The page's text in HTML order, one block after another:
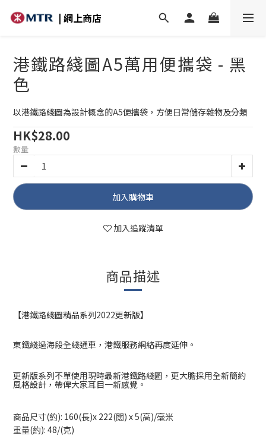
| 網上商店
港鐵路綫圖A5萬用便攜袋 - 黑
色
以港鐵路綫圖為設計概念的A5便攜袋，方便日常儲存雜物及分類
HK$28.00
數量
加入購物車
加入追蹤清單
商品描述
【港鐵路綫圖精品系列2022更新版】
東鐵綫過海段全綫通車，港鐵服務網絡再度延伸。
更新版系列不單使用現時最新港鐵路綫圖，更大膽採用全新簡約
風格設計，帶俾大家耳目一新感覺。
商品尺寸(約): 160(長)x 222(闊 ) x 5(高)/毫米
重量(約): 48/(克)